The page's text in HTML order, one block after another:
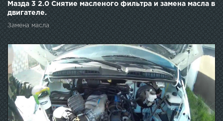
Мазда 3 2.0 Снятие масленого фильтра и замена масла в
двигателе.
Замена масла